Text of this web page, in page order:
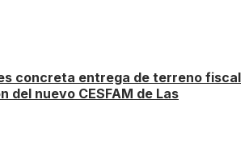
concreta entrega de terreno fiscal
del nuevo CESFAM de Las